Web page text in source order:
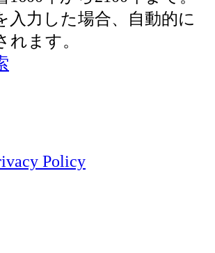
入力した場合、自動的に
れます。
Policy